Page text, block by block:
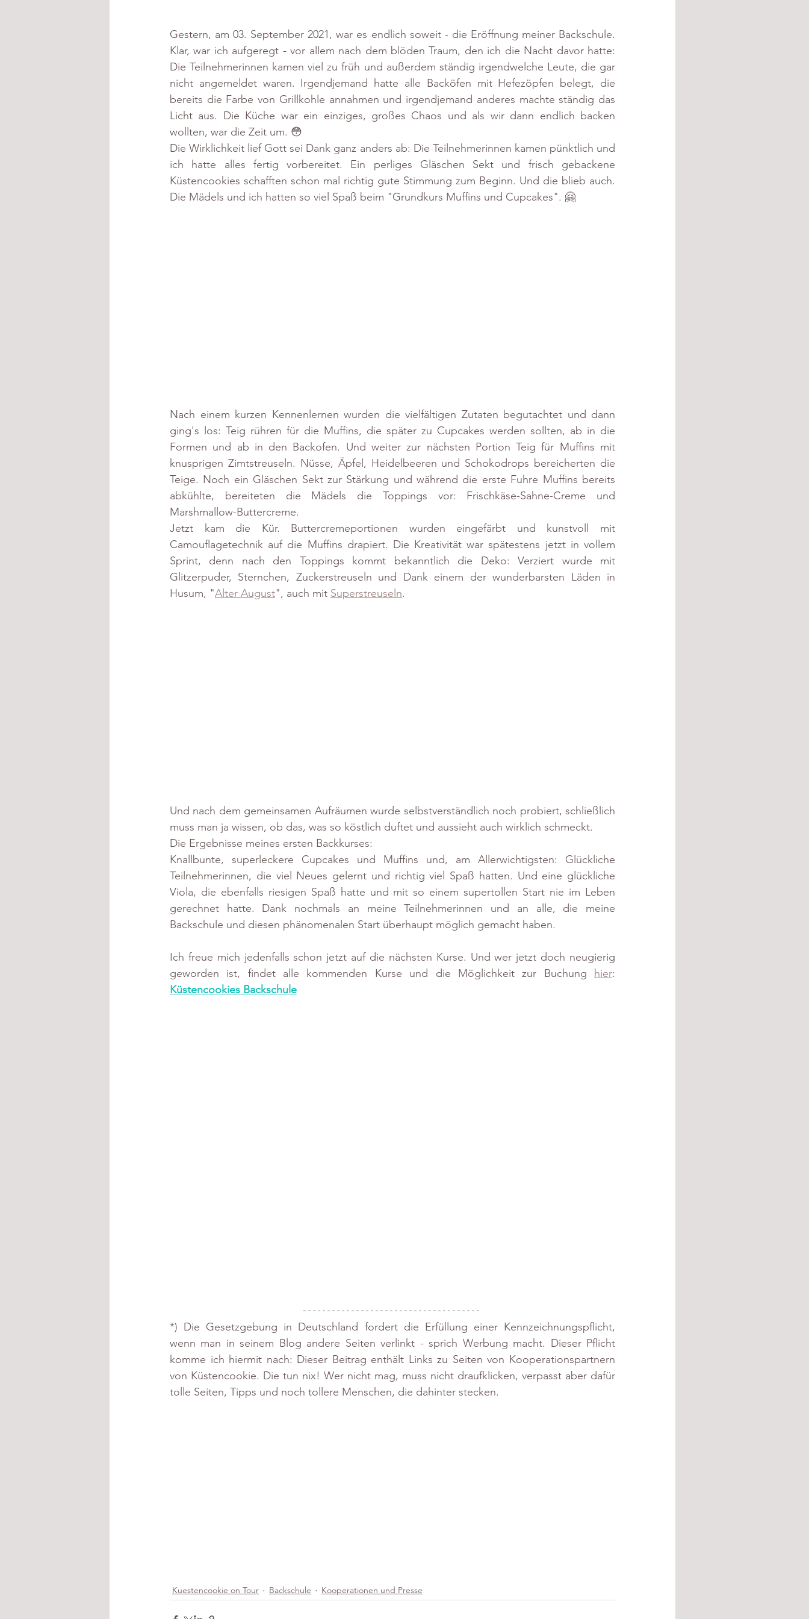
Gestern, am 03. September 2021, war es endlich soweit - die Eröffnung meiner Backschule.
Klar, war ich aufgeregt - vor allem nach dem blöden Traum, den ich die Nacht davor hatte:
Die Teilnehmerinnen kamen viel zu früh und außerdem ständig irgendwelche Leute, die gar
nicht angemeldet waren. Irgendjemand hatte alle Backöfen mit Hefezöpfen belegt, die
bereits die Farbe von Grillkohle annahmen und irgendjemand anderes machte ständig das
Licht aus. Die Küche war ein einziges, großes Chaos und als wir dann endlich backen
wollten, war die Zeit um. 😳
Die Wirklichkeit lief Gott sei Dank ganz anders ab: Die Teilnehmerinnen kamen pünktlich und
ich hatte alles fertig vorbereitet. Ein perliges Gläschen Sekt und frisch gebackene
Küstencookies schafften schon mal richtig gute Stimmung zum Beginn. Und die blieb auch.
Die Mädels und ich hatten so viel Spaß beim "Grundkurs Muffins und Cupcakes". 🤗
Nach einem kurzen Kennenlernen wurden die vielfältigen Zutaten begutachtet und dann
ging's los: Teig rühren für die Muffins, die später zu Cupcakes werden sollten, ab in die
Formen und ab in den Backofen. Und weiter zur nächsten Portion Teig für Muffins mit
knusprigen Zimtstreuseln. Nüsse, Äpfel, Heidelbeeren und Schokodrops bereicherten die
Teige. Noch ein Gläschen Sekt zur Stärkung und während die erste Fuhre Muffins bereits
abkühlte, bereiteten die Mädels die Toppings vor: Frischkäse-Sahne-Creme und
Marshmallow-Buttercreme.
Jetzt kam die Kür. Buttercremeportionen wurden eingefärbt und kunstvoll mit
Camouflagetechnik auf die Muffins drapiert. Die Kreativität war spätestens jetzt in vollem
Sprint, denn nach den Toppings kommt bekanntlich die Deko: Verziert wurde mit
Glitzerpuder, Sternchen, Zuckerstreuseln und Dank einem der wunderbarsten Läden in
Husum, "Alter August", auch mit Superstreuseln.
Und nach dem gemeinsamen Aufräumen wurde selbstverständlich noch probiert, schließlich
muss man ja wissen, ob das, was so köstlich duftet und aussieht auch wirklich schmeckt.
Die Ergebnisse meines ersten Backkurses:
Knallbunte, superleckere Cupcakes und Muffins und, am Allerwichtigsten: Glückliche
Teilnehmerinnen, die viel Neues gelernt und richtig viel Spaß hatten. Und eine glückliche
Viola, die ebenfalls riesigen Spaß hatte und mit so einem supertollen Start nie im Leben
gerechnet hatte. Dank nochmals an meine Teilnehmerinnen und an alle, die meine
Backschule und diesen phänomenalen Start überhaupt möglich gemacht haben.
Ich freue mich jedenfalls schon jetzt auf die nächsten Kurse. Und wer jetzt doch neugierig
geworden ist, findet alle kommenden Kurse und die Möglichkeit zur Buchung hier
Küstencookies Backschule
*) Die Gesetzgebung in Deutschland fordert die Erfüllung einer Kennzeichnungspflicht,
wenn man in seinem Blog andere Seiten verlinkt - sprich Werbung macht. Dieser Pflicht
komme ich hiermit nach: Dieser Beitrag enthält Links zu Seiten von Kooperationspartnern
von Küstencookie. Die tun nix! Wer nicht mag, muss nicht draufklicken, verpasst aber dafür
tolle Seiten, Tipps und noch tollere Menschen, die dahinter stecken.
Kuestencookie on Tour Backschule Kooperationen und Presse